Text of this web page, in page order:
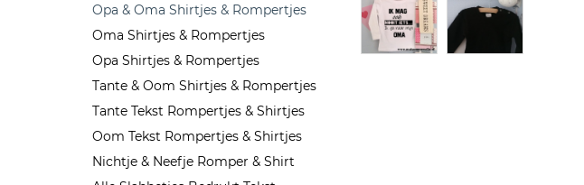
Opa & Oma Shirtjes & Rompertjes
Oma Shirtjes & Rompertjes
Opa Shirtjes & Rompertjes
Tante & Oom Shirtjes & Rompertjes
Tante Tekst Rompertjes & Shirtjes
Oom Tekst Rompertjes & Shirtjes
Nichtje & Neefje Romper & Shirt